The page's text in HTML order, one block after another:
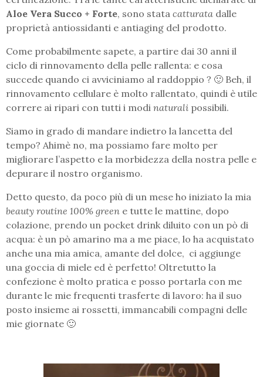
Aloe Vera Succo + Forte, sono stata catturata dalle
proprietà antiossidanti e antiaging del prodotto.
Come probabilmente sapete, a partire dai 30 anni il
ciclo di rinnovamento della pelle rallenta: e cosa
succede quando ci avviciniamo al raddoppio ? 🙂 Beh, il
rinnovamento cellulare è molto rallentato, quindi è utile
correre ai ripari con tutti i modi naturali possibili.
Siamo in grado di mandare indietro la lancetta del
tempo? Ahimè no, ma possiamo fare molto per
migliorare l’aspetto e la morbidezza della nostra pelle e
depurare il nostro organismo.
Detto questo, da poco più di un mese ho iniziato la mia
beauty routine 100% green e tutte le mattine, dopo
colazione, prendo un pocket drink diluito con un pò di
acqua: è un pò amarino ma a me piace, lo ha acquistato
anche una mia amica, amante del dolce, ci aggiunge
una goccia di miele ed è perfetto! Oltretutto la
confezione è molto pratica e posso portarla con me
durante le mie frequenti trasferte di lavoro: ha il suo
posto insieme ai rossetti, immancabili compagni delle
mie giornate 🙂